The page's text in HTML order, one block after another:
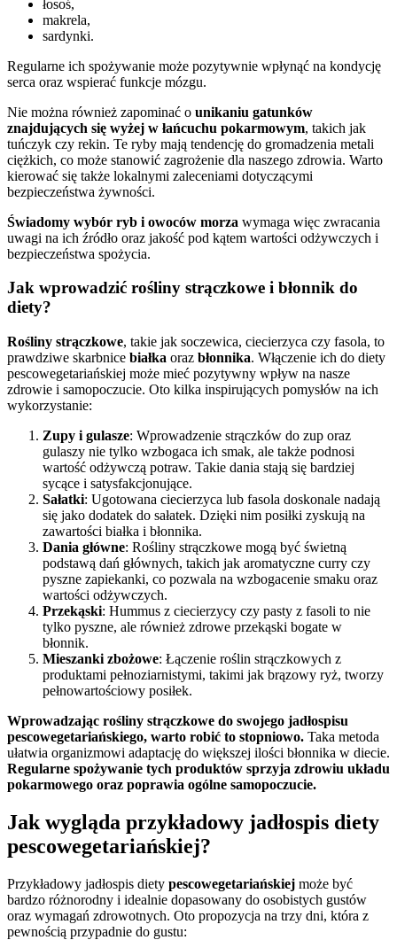
łosoś,
makrela,
sardynki.
Regularne ich spożywanie może pozytywnie wpłynąć na kondycję
serca oraz wspierać funkcje mózgu.
Nie można również zapominać o unikaniu gatunków
znajdujących się wyżej w łańcuchu pokarmowym, takich jak
tuńczyk czy rekin. Te ryby mają tendencję do gromadzenia metali
ciężkich, co może stanowić zagrożenie dla naszego zdrowia. Warto
kierować się także lokalnymi zaleceniami dotyczącymi
bezpieczeństwa żywności.
Świadomy wybór ryb i owoców morza wymaga więc zwracania
uwagi na ich źródło oraz jakość pod kątem wartości odżywczych i
bezpieczeństwa spożycia.
Jak wprowadzić rośliny strączkowe i błonnik do
diety?
Rośliny strączkowe, takie jak soczewica, ciecierzyca czy fasola, to
prawdziwe skarbnice białka oraz błonnika. Włączenie ich do diety
pescowegetariańskiej może mieć pozytywny wpływ na nasze
zdrowie i samopoczucie. Oto kilka inspirujących pomysłów na ich
wykorzystanie:
Zupy i gulasze: Wprowadzenie strączków do zup oraz
gulaszy nie tylko wzbogaca ich smak, ale także podnosi
wartość odżywczą potraw. Takie dania stają się bardziej
sycące i satysfakcjonujące.
Sałatki: Ugotowana ciecierzyca lub fasola doskonale nadają
się jako dodatek do sałatek. Dzięki nim posiłki zyskują na
zawartości białka i błonnika.
Dania główne: Rośliny strączkowe mogą być świetną
podstawą dań głównych, takich jak aromatyczne curry czy
pyszne zapiekanki, co pozwala na wzbogacenie smaku oraz
wartości odżywczych.
Przekąski: Hummus z ciecierzycy czy pasty z fasoli to nie
tylko pyszne, ale również zdrowe przekąski bogate w
błonnik.
Mieszanki zbożowe: Łączenie roślin strączkowych z
produktami pełnoziarnistymi, takimi jak brązowy ryż, tworzy
pełnowartościowy posiłek.
Wprowadzając rośliny strączkowe do swojego jadłospisu
pescowegetariańskiego, warto robić to stopniowo. Taka metoda
ułatwia organizmowi adaptację do większej ilości błonnika w diecie.
Regularne spożywanie tych produktów sprzyja zdrowiu układu
pokarmowego oraz poprawia ogólne samopoczucie.
Jak wygląda przykładowy jadłospis diety
pescowegetariańskiej?
Przykładowy jadłospis diety pescowegetariańskiej może być
bardzo różnorodny i idealnie dopasowany do osobistych gustów
oraz wymagań zdrowotnych. Oto propozycja na trzy dni, która z
pewnością przypadnie do gustu: